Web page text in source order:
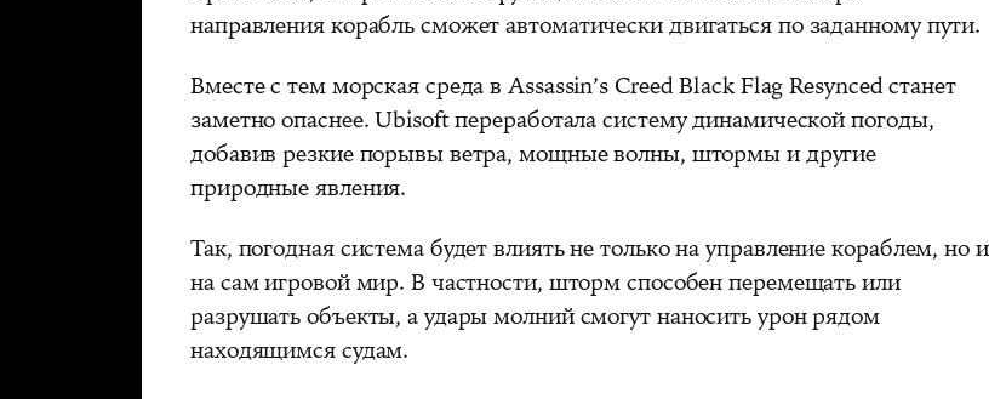
направления корабль сможет автоматически двигаться по заданному пути.
Вместе с тем морская среда в Assassin’s Creed Black Flag Resynced станет
заметно опаснее. Ubisoft переработала систему динамической погоды,
добавив резкие порывы ветра, мощные волны, штормы и другие
природные явления.
Так, погодная система будет влиять не только на управление кораблем, но и
на сам игровой мир. В частности, шторм способен перемещать или
разрушать объекты, а удары молний смогут наносить урон рядом
находящимся судам.